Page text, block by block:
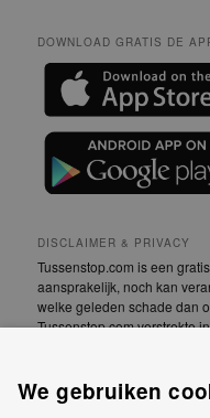
DOWNLOAD GRATIS DE
DISCLAIMER & PRIVACY
Tussenstop.com is een
aansprakelijk, noch kan
welke geleden schade dan
Tussenstop.com verstrekte
onzePrivacyverklaring.
We gebruiken